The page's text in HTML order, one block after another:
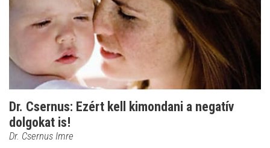
Dr. Csernus: Ezért kell kimondani a negatív
dolgokat is!
Dr. Csernus Imre